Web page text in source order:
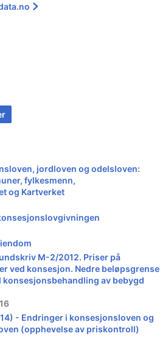
jordloven og odelsloven:
fylkesmenn,
og Kartverket
M-2/2012. Priser på
ved konsesjon. Nedre beløpsgrense
av bebygd
- Endringer i konsesjonsloven og
(opphevelse av priskontroll)